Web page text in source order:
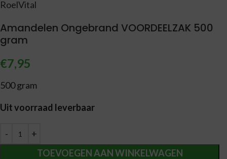
RoelVital
Amandelen Ongebrand VOORDEELZAK 500
gram
€7,95
500 gram
Uit voorraad leverbaar
TOEVOEGEN AAN WINKELWAGEN
Alternative: